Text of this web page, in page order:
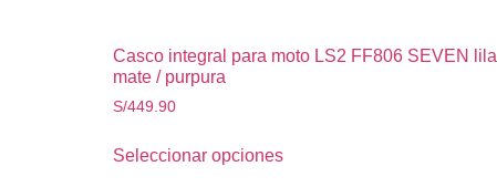
Casco integral para moto LS2 FF806 SEVEN lila
mate / purpura
S/449.90
Seleccionar opciones